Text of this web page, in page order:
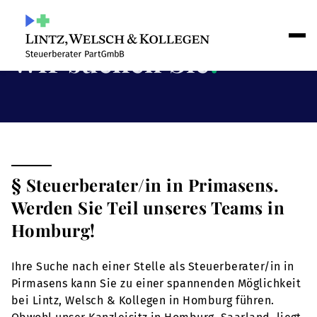
Wir suchen Sie!
§ Steuerberater/in in Primasens.
Werden Sie Teil unseres Teams in
Homburg!
Ihre Suche nach einer Stelle als Steuerberater/in in
Pirmasens kann Sie zu einer spannenden Möglichkeit
bei Lintz, Welsch & Kollegen in Homburg führen.